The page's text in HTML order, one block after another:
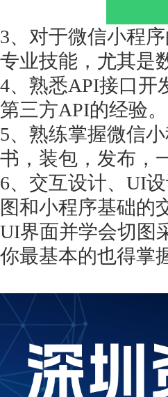
3、对于微信小程
专业技能，尤其是
4、熟悉API接口开
第三方API的经验。
5、熟练掌握微信
书，装包，发布，
6、交互设计、UI
图和小程序基础的
UI界面并学会切图
你最基本的也得掌
扫码添加[商务总监]沟通方案
扫码沟通